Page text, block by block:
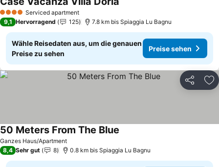
4 Sterne Serviced apartment
9,1 Hervorragend 125 7.8 km bis Spiaggia Lu Bagnu
Wähle Reisedaten aus, um die genauen
Preise zu sehen
Preise sehen
Teilen
Ganzes Haus/Apartment
50 Meters From The Blue
8,4 Sehr gut 8 0.8 km bis Spiaggia Lu Bagnu